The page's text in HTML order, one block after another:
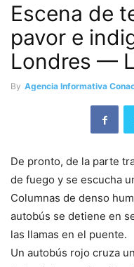
Escena de
pavor e
Londres —
By Agencia Informativa
De pronto, de la parte
de fuego y se escucha
Columnas de denso
autobús se detiene en
las llamas en el puente.
Un autobús rojo cruza